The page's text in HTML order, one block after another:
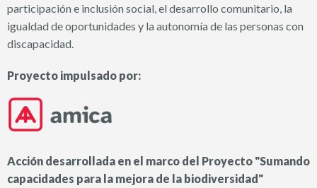
participación e inclusión social, el desarrollo comunitario, la
igualdad de oportunidades y la autonomía de las personas con
discapacidad.
Proyecto impulsado por:
Acción desarrollada en el marco del Proyecto "Sumando
capacidades para la mejora de la biodiversidad"